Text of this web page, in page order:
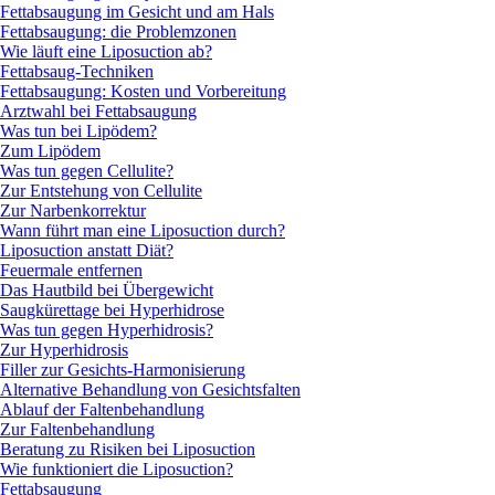
Fettabsaugung im Gesicht und am Hals
Fettabsaugung: die Problemzonen
Wie läuft eine Liposuction ab?
Fettabsaug-Techniken
Fettabsaugung: Kosten und Vorbereitung
Arztwahl bei Fettabsaugung
Was tun bei Lipödem?
Zum Lipödem
Was tun gegen Cellulite?
Zur Entstehung von Cellulite
Zur Narbenkorrektur
Wann führt man eine Liposuction durch?
Liposuction anstatt Diät?
Feuermale entfernen
Das Hautbild bei Übergewicht
Saugkürettage bei Hyperhidrose
Was tun gegen Hyperhidrosis?
Zur Hyperhidrosis
Filler zur Gesichts-Harmonisierung
Alternative Behandlung von Gesichtsfalten
Ablauf der Faltenbehandlung
Zur Faltenbehandlung
Beratung zu Risiken bei Liposuction
Wie funktioniert die Liposuction?
Fettabsaugung